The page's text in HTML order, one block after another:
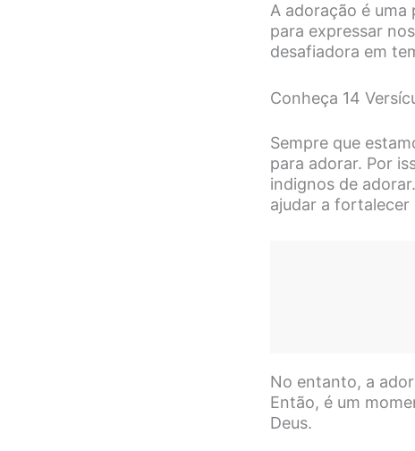
A adoração é uma
para expressar
desafiadora em
Conheça 14
Sempre que
para adorar. Por
indignos de
ajudar a fortalecer
No entanto, a
Então, é um
Deus.